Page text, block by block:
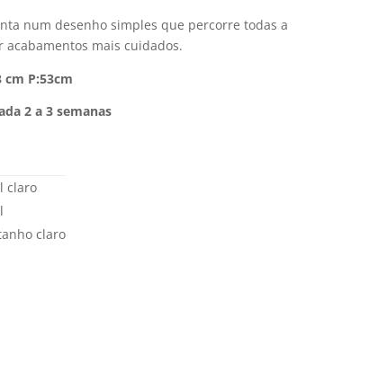
num desenho simples que percorre todas a
acabamentos mais cuidados.
cm P:53cm
2 a 3 semanas